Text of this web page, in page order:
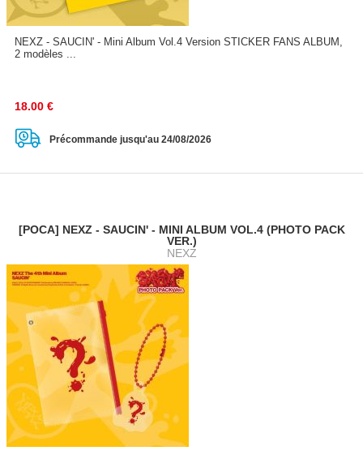
NEXZ - SAUCIN' - Mini Album Vol.4 Version STICKER FANS ALBUM,
2 modèles ...
18.00 €
Précommande jusqu'au 24/08/2026
[POCA] NEXZ - SAUCIN' - MINI ALBUM VOL.4 (PHOTO PACK
VER.)
NEXZ